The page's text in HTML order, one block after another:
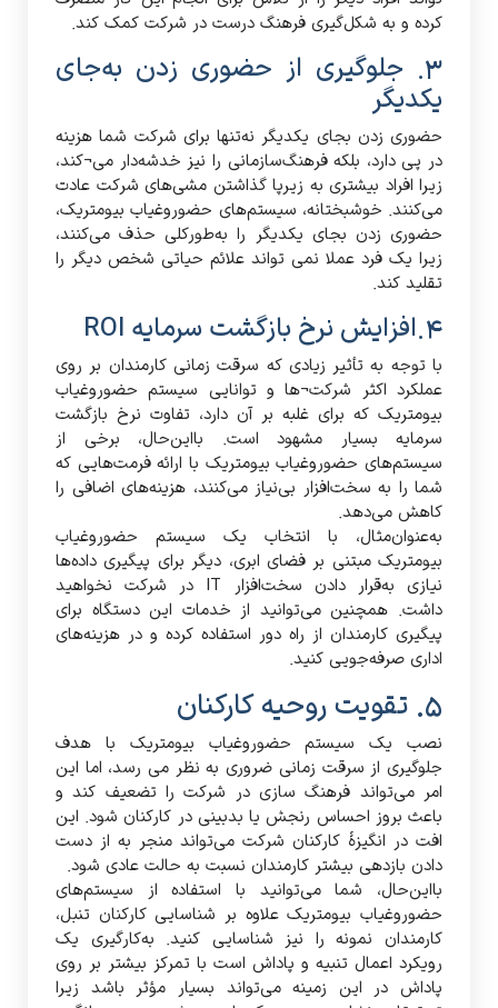
کرده و به شکل‌گیری فرهنگ درست در شرکت کمک کند.
3. جلوگیری از حضوری زدن به‌جای
یکدیگر
حضوری زدن بجای یکدیگر نه‌تنها برای شرکت شما هزینه
در پی دارد، بلکه فرهنگ‌سازمانی را نیز خدشه‌دار می¬کند،
زیرا افراد بیشتری به زیرپا گذاشتن مشی‌های شرکت عادت
می‌کنند. خوشبختانه، سیستم‌های حضوروغیاب بیومتریک،
حضوری زدن بجای یکدیگر را به‌طورکلی حذف می‌کنند،
زیرا یک فرد عملا نمی تواند علائم حیاتی شخص دیگر را
تقلید کند.
4.افزایش نرخ بازگشت سرمایه ROI
با توجه به تأثیر زیادی که سرقت زمانی کارمندان بر روی
عملکرد اکثر شرکت¬ها و توانایی سیستم حضوروغیاب
بیومتریک که برای غلبه بر آن دارد، تفاوت نرخ بازگشت
سرمایه بسیار مشهود است. بااین‌حال، برخی از
سیستم‌های حضوروغیاب بیومتریک با ارائه فرمت‌هایی که
شما را به سخت‌افزار بی‌نیاز می‌کنند، هزینه‌های اضافی را
کاهش می‌دهد.
به‌عنوان‌مثال، با انتخاب یک سیستم حضوروغیاب
بیومتریک مبتنی بر فضای ابری، دیگر برای پیگیری داده‌ها
نیازی به‌قرار دادن سخت‌افزار IT در شرکت نخواهید
داشت. همچنین می‌توانید از خدمات این دستگاه برای
پیگیری کارمندان از راه دور استفاده کرده و در هزینه‌های
اداری صرفه‌جویی کنید.
5. تقویت روحیه کارکنان
نصب یک سیستم حضوروغیاب بیومتریک با هدف
جلوگیری از سرقت زمانی ضروری به نظر می رسد، اما این
امر می‌تواند فرهنگ سازی در شرکت را تضعیف کند و
باعث بروز احساس رنجش یا بدبینی در کارکنان شود. این
افت در انگیزۀ کارکنان شرکت می‌تواند منجر به از دست
دادن بازدهی بیشتر کارمندان نسبت به حالت عادی شود.
بااین‌حال، شما می‌توانید با استفاده از سیستم‌های
حضوروغیاب بیومتریک علاوه بر شناسایی کارکنان تنبل،
کارمندان نمونه را نیز شناسایی کنید. به‌کارگیری یک
رویکرد اعمال تنبیه و پاداش است با تمرکز بیشتر بر روی
پاداش در این زمینه می‌تواند بسیار مؤثر باشد زیرا